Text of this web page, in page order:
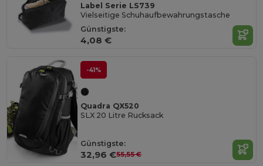
Label Serie LS739
Vielseitige Schuhaufbewahrungstasche
Günstigste:
4,08 €
-41%
Quadra QX520
SLX 20 Litre Rucksack
Günstigste:
32,96 €55,55 €